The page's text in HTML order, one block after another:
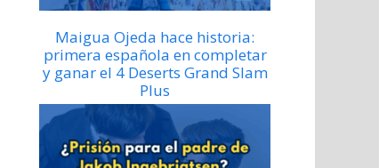
Maigua Ojeda hace historia:
primera española en completar
y ganar el 4 Deserts Grand Slam
Plus